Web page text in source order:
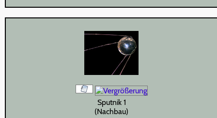
Sputnik 1
(Nachbau)